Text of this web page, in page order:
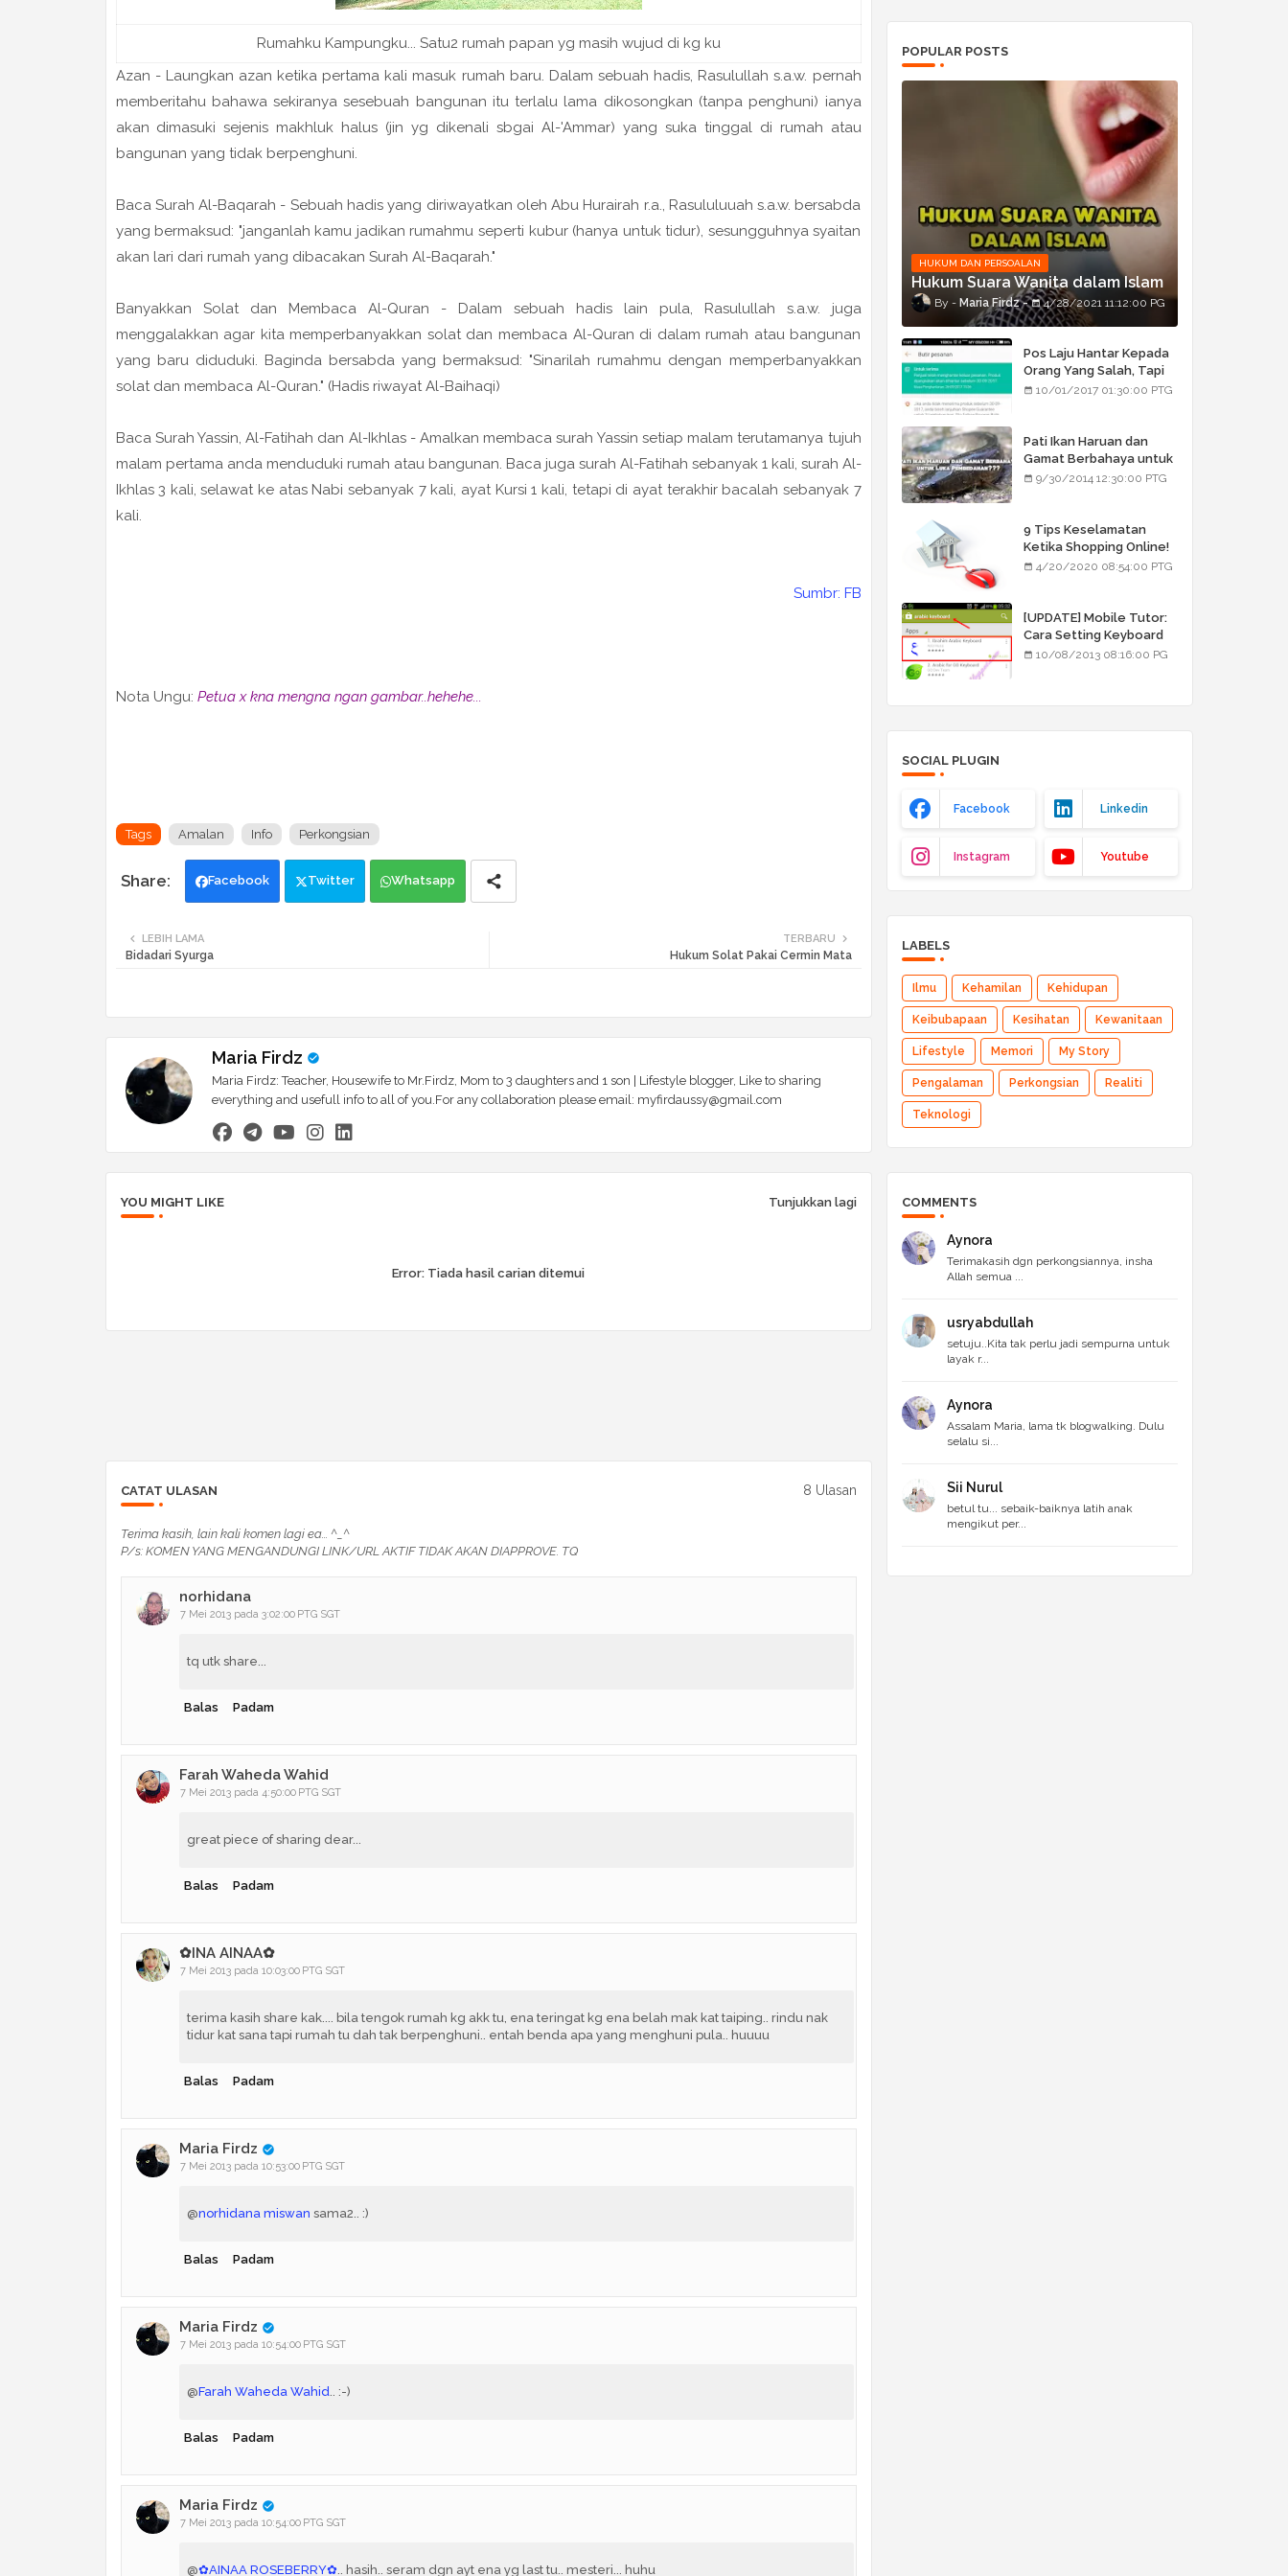
Rumahku Kampungku... Satu2 rumah papan yg masih wujud di kg ku
Azan - Laungkan azan ketika pertama kali masuk rumah baru. Dalam sebuah hadis, Rasulullah s.a.w. pernah
memberitahu bahawa sekiranya sesebuah bangunan itu terlalu lama dikosongkan (tanpa penghuni) ianya
akan dimasuki sejenis makhluk halus (jin yg dikenali sbgai Al-'Ammar) yang suka tinggal di rumah atau
bangunan yang tidak berpenghuni.
Baca Surah Al-Baqarah - Sebuah hadis yang diriwayatkan oleh Abu Hurairah r.a., Rasululuuah s.a.w. bersabda
yang bermaksud: "janganlah kamu jadikan rumahmu seperti kubur (hanya untuk tidur), sesungguhnya syaitan
akan lari dari rumah yang dibacakan Surah Al-Baqarah."
Banyakkan Solat dan Membaca Al-Quran - Dalam sebuah hadis lain pula, Rasulullah s.a.w. juga
menggalakkan agar kita memperbanyakkan solat dan membaca Al-Quran di dalam rumah atau bangunan
yang baru diduduki. Baginda bersabda yang bermaksud: "Sinarilah rumahmu dengan memperbanyakkan
solat dan membaca Al-Quran." (Hadis riwayat Al-Baihaqi)
Baca Surah Yassin, Al-Fatihah dan Al-Ikhlas - Amalkan membaca surah Yassin setiap malam terutamanya tujuh
malam pertama anda menduduki rumah atau bangunan. Baca juga surah Al-Fatihah sebanyak 1 kali, surah Al-
Ikhlas 3 kali, selawat ke atas Nabi sebanyak 7 kali, ayat Kursi 1 kali, tetapi di ayat terakhir bacalah sebanyak 7
kali.
Sumbr: FB
Nota Ungu: Petua x kna mengna ngan gambar..hehehe...
Tags Amalan Info Perkongsian
Facebook Twitter Whatsapp
TERBARU
Hukum Solat Pakai Cermin Mata
LEBIH LAMA
Bidadari Syurga
Maria Firdz
Maria Firdz: Teacher, Housewife to Mr.Firdz, Mom to 3 daughters and 1 son | Lifestyle blogger, Like to sharing
everything and usefull info to all of you.For any collaboration please email: myfirdaussy@gmail.com
YOU MIGHT LIKE Tunjukkan lagi
Error: Tiada hasil carian ditemui
CATAT ULASAN 8 Ulasan
Terima kasih, lain kali komen lagi ea... ^_^
P/s: KOMEN YANG MENGANDUNGI LINK/URL AKTIF TIDAK AKAN DIAPPROVE. TQ
norhidana
7 Mei 2013 pada 3:02:00 PTG SGT
tq utk share...
Balas Padam
Farah Waheda Wahid
7 Mei 2013 pada 4:50:00 PTG SGT
great piece of sharing dear...
Balas Padam
✿INA AINAA✿
7 Mei 2013 pada 10:03:00 PTG SGT
terima kasih share kak.... bila tengok rumah kg akk tu, ena teringat kg ena belah mak kat taiping.. rindu nak
tidur kat sana tapi rumah tu dah tak berpenghuni.. entah benda apa yang menghuni pula.. huuuu
Balas Padam
Maria Firdz
7 Mei 2013 pada 10:53:00 PTG SGT
@norhidana miswan sama2.. :)
Balas Padam
Maria Firdz
7 Mei 2013 pada 10:54:00 PTG SGT
@Farah Waheda Wahid .. :-)
Balas Padam
Maria Firdz
7 Mei 2013 pada 10:54:00 PTG SGT
@✿AINAA ROSEBERRY✿.. hasih.. seram dgn ayt ena yg last tu.. mesteri... huhu
POPULAR POSTS
HUKUM DAN PERSOALAN
Hukum Suara Wanita dalam Islam
Maria Firdz 4/28/2021 11:12:00 PG
Pos Laju Hantar Kepada
Orang Yang Salah, Tapi
Orang Tu Pula Terima
10/01/2017 01:30:00 PTG
Pati Ikan Haruan dan
Gamat Berbahaya untuk
Luka Pembedahan???
9/30/2014 12:30:00 PTG
9 Tips Keselamatan
Ketika Shopping Online!
4/20/2020 08:54:00 PTG
[UPDATE] Mobile Tutor:
Cara Setting Keyboard
Arab/Jawi
10/08/2013 08:16:00 PG
SOCIAL PLUGIN
Facebook Linkedin
Instagram Youtube
LABELS
Ilmu Kehamilan Kehidupan
Keibubapaan Kesihatan Kewanitaan
Lifestyle Memori My Story
Pengalaman Perkongsian Realiti
Teknologi
COMMENTS
Aynora
Terimakasih dgn perkongsiannya, insha
Allah semua ...
usryabdullah
setuju..Kita tak perlu jadi sempurna untuk
layak r...
Aynora
Assalam Maria, lama tk blogwalking. Dulu
selalu si...
Sii Nurul
betul tu... sebaik-baiknya latih anak
mengikut per...